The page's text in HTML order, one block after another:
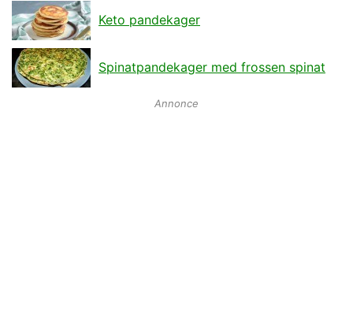
Keto pandekager
Spinatpandekager med frossen spinat
Annonce